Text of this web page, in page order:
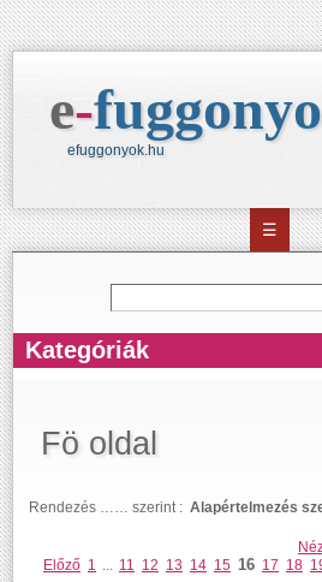
e-
efuggonyok.hu
☰
Kategóriák
Fö oldal
Rendezés …… szerint : Alapértelmezés
Előző 1 ... 11 12 13 14 15 16 17 18